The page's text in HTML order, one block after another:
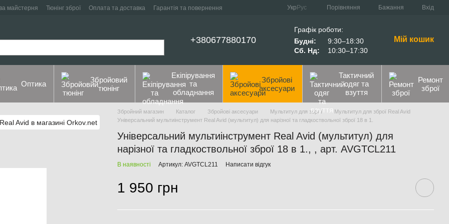
майстерня Тюнінг зброї Оплата та доставка
Гарантія та повернення
Укр Рус Порівняння Бажання Вхід
+380677880170
Графік роботи:
Будні:
9:30–18:30
Сб. Нд:
10:30–17:30
Мій кошик
Оптика
Збройовий
тюнінг
Екіпірування
та
обладнання
Збройові
аксесуари
Тактичний
одяг та
взуття
Ремонт
зброї
Збройний магазин Каталог Збройові аксесуари Мультитул для зброї
Мультитул для зброї Real Avid
Універсальний мультиінструмент Real Avid (мультитул) для нарізної та гладкоствольної зброї 18 в 1.
Універсальний мультиінструмент Real Avid (мультитул) для
нарізної та гладкоствольної зброї 18 в 1., , арт. AVGTCL211
В наявності Артикул: AVGTCL211 Написати відгук
1 950 грн